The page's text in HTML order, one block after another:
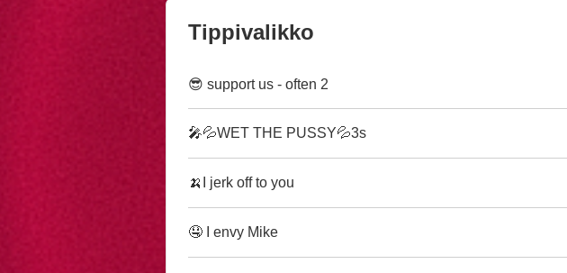
Tippivalikko
😎 support us - often 2
🎤💦WET THE PUSSY💦3s
🍌I jerk off to you
🤤 I envy Mike